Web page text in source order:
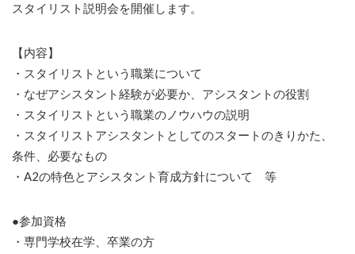
スタイリスト説明会を開催します。
【内容】
・スタイリストという職業について
・なぜアシスタント経験が必要か、アシスタントの役割
・スタイリストという職業のノウハウの説明
・スタイリストアシスタントとしてのスタートのきりかた、
条件、必要なもの
・A2の特色とアシスタント育成方針について 等
●参加資格
・専門学校在学、卒業の方